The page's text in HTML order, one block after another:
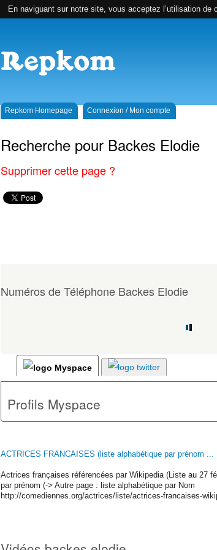
En naviguant sur notre site, vous acceptez l’utilisation
Repkom Homepage Connexion / Mon compte
Recherche pour Backes Elodie
Supprimer cette page ?
Numéros de Téléphone Backes Elodie
Profils Myspace
ACTRICES FRANCAISES (liste alphabétique par prénom ...
Actrices françaises référencées par Wikipedia (Liste au 27
par prénom (-> Autre page : liste alphabétique par Nom
http://comediennes.org/actrices/liste/actrices-francaises-